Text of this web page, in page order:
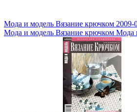
Мода и модель Вязание крючком 2009-
Мода и модель Вязание крючком Мода